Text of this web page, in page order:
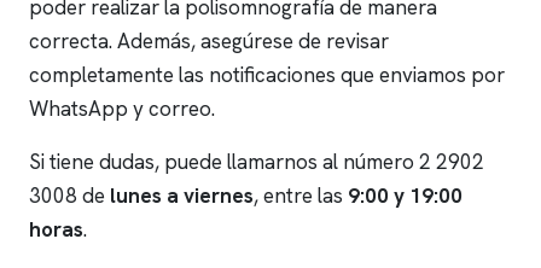
poder realizar la polisomnografía de manera
correcta. Además, asegúrese de revisar
completamente las notificaciones que enviamos por
WhatsApp y correo.
Si tiene dudas, puede llamarnos al número 2 2902
3008 de lunes a viernes, entre las 9:00 y 19:00
horas.